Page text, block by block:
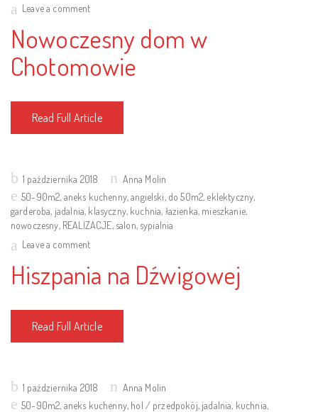
Leave a comment
Nowoczesny dom w
Chotomowie
Read Full Article
Posted
on
1 października 2018
Anna Molin
50-90m2, aneks kuchenny,angielski, do 50m2, eklektyczny,
garderoba, jadalnia, klasyczny, kuchnia, łazienka, mieszkanie,
nowoczesny, REALIZACJE, salon, sypialnia
Leave a comment
Hiszpania na Dźwigowej
Read Full Article
Posted
on
1 października 2018
Anna Molin
50-90m2, aneks kuchenny, hol / przedpokój, jadalnia, kuchnia,